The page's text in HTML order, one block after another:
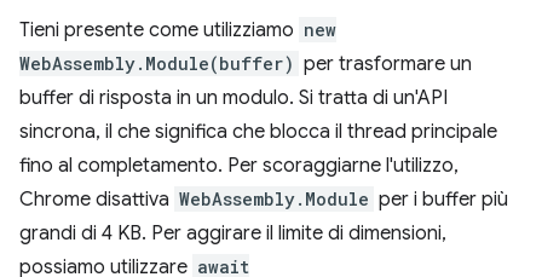
Tieni presente come utilizziamo new
WebAssembly.Module(buffer) per trasformare un
buffer di risposta in un modulo. Si tratta di un'API
sincrona, il che significa che blocca il thread principale
fino al completamento. Per scoraggiarne l'utilizzo,
Chrome disattiva WebAssembly.Module per i buffer più
grandi di 4 KB. Per aggirare il limite di dimensioni,
possiamo utilizzare await